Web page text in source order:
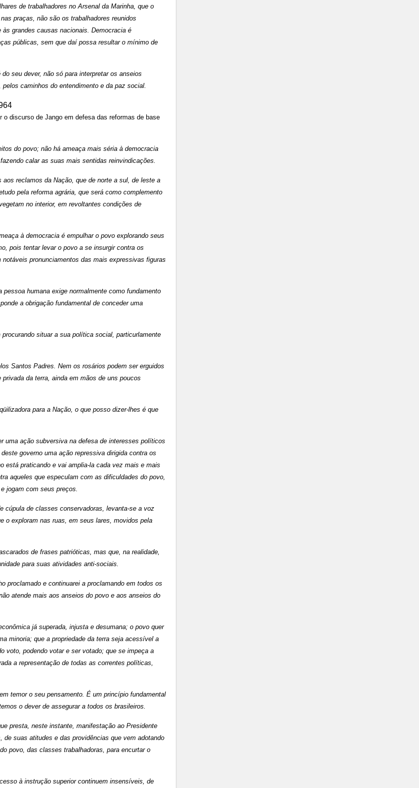
de trabalhadores no Arsenal da Marinha, que o
praças, não são os trabalhadores reunidos
grandes causas nacionais. Democracia é
públicas, sem que daí possa resultar o mínimo de
seu dever, não só para interpretar os anseios
caminhos do entendimento e da paz social.
discurso de Jango em defesa das reformas de base
do povo; não há ameaça mais séria à democracia
calar as suas mais sentidas reinvindicações.
reclamos da Nação, que de norte a sul, de leste a
pela reforma agrária, que será como complemento
no interior, em revoltantes condições de
à democracia é empulhar o povo explorando seus
pois tentar levar o povo a se insurgir contra os
pronunciamentos das mais expressivas figuras
humana exige normalmente como fundamento
a obrigação fundamental de conceder uma
situar a sua política social, particurlamente
Santos Padres. Nem os rosários podem ser erguidos
da terra, ainda em mãos de uns poucos
para a Nação, o que posso dizer-lhes é que
uma ação subversiva na defesa de interesses políticos
governo uma ação repressiva dirigida contra os
está praticando e vai amplia-la cada vez mais e mais
aqueles que especulam com as dificuldades do povo,
jogam com seus preços.
cúpula de classes conservadoras, levanta-se a voz
o exploram nas ruas, em seus lares, movidos pela
de frases patrióticas, mas que, na realidade,
para suas atividades anti-sociais.
proclamado e continuarei a proclamando em todos os
atende mais aos anseios do povo e aos anseios do
já superada, injusta e desumana; o povo quer
minoria; que a propriedade da terra seja acessível a
voto, podendo votar e ser votado; que se impeça a
a representação de todas as correntes políticas,
temor o seu pensamento. É um princípio fundamental
o dever de assegurar a todos os brasileiros.
presta, neste instante, manifestação ao Presidente
suas atitudes e das providências que vem adotando
povo, das classes trabalhadoras, para encurtar o
à instrução superior continuem insensíveis, de